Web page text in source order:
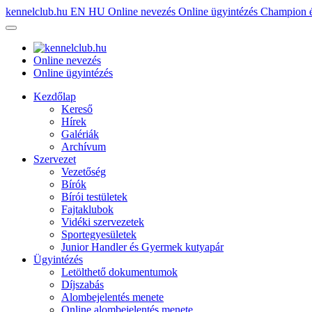
kennelclub.hu EN HU Online nevezés Online ügyintézés Champion
Online nevezés
Online ügyintézés
Kezdőlap
Kereső
Hírek
Galériák
Archívum
Szervezet
Vezetőség
Bírók
Bírói testületek
Fajtaklubok
Vidéki szervezetek
Sportegyesületek
Junior Handler és Gyermek kutyapár
Ügyintézés
Letölthető dokumentumok
Díjszabás
Alombejelentés menete
Online alombejelentés menete